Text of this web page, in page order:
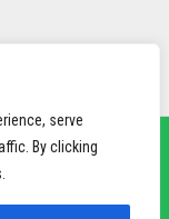
serve
By clicking
byAlx.